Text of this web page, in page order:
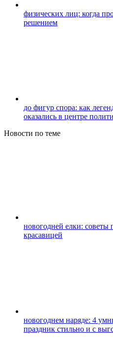
физических лиц: когда
решением
до фигур спора: как
оказались в центре
Новости по теме
новогодней елки: советы
красавицей
новогоднем наряде: 4
праздник стильно и с